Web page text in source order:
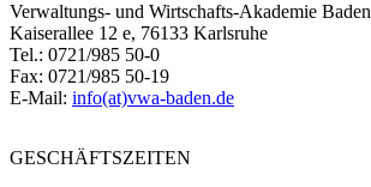
Verwaltungs- und Wirtschafts-Akademie Baden
Kaiserallee 12 e, 76133 Karlsruhe
Tel.: 0721/985 50-0
Fax: 0721/985 50-19
E-Mail: info(at)vwa-baden.de
GESCHÄFTSZEITEN